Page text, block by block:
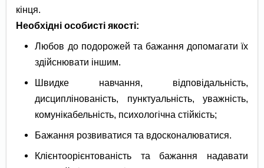
кінця.
Необхідні особисті якості:
Любов до подорожей та бажання допомагати їх
здійснювати іншим.
Швидке навчання, відповідальність,
дисциплінованість, пунктуальність, уважність,
комунікабельність, психологічна стійкість;
Бажання розвиватися та вдосконалюватися.
Клієнтоорієнтованість та бажання надавати